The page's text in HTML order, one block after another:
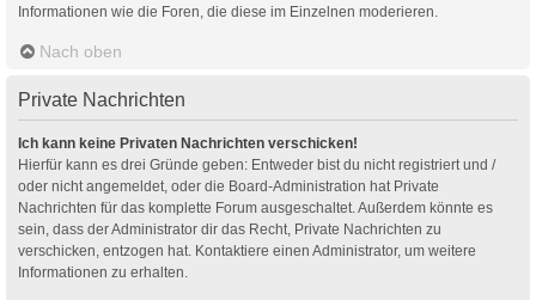
Informationen wie die Foren, die diese im Einzelnen moderieren.
Nach oben
Private Nachrichten
Ich kann keine Privaten Nachrichten verschicken!
Hierfür kann es drei Gründe geben: Entweder bist du nicht registriert und /
oder nicht angemeldet, oder die Board-Administration hat Private
Nachrichten für das komplette Forum ausgeschaltet. Außerdem könnte es
sein, dass der Administrator dir das Recht, Private Nachrichten zu
verschicken, entzogen hat. Kontaktiere einen Administrator, um weitere
Informationen zu erhalten.